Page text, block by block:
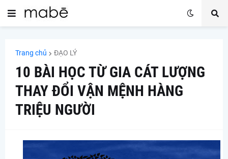
Trang chủ ĐẠO LÝ
10 BÀI HỌC TỪ GIA CÁT LƯỢNG
THAY ĐỔI VẬN MỆNH HÀNG
TRIỆU NGƯỜI